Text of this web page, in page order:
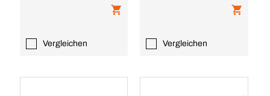
Vergleichen Vergleichen